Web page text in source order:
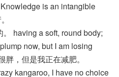
is an intangible
having a soft, round body;
now, but I am losing
，但是我正在减肥。
kangaroo, I have no choice